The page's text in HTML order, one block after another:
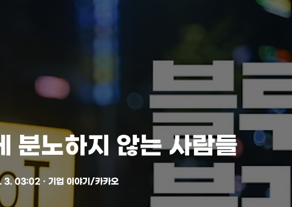
분노하지 않는 사람들
3. 03:02ㆍ 기업 이야기/카카오